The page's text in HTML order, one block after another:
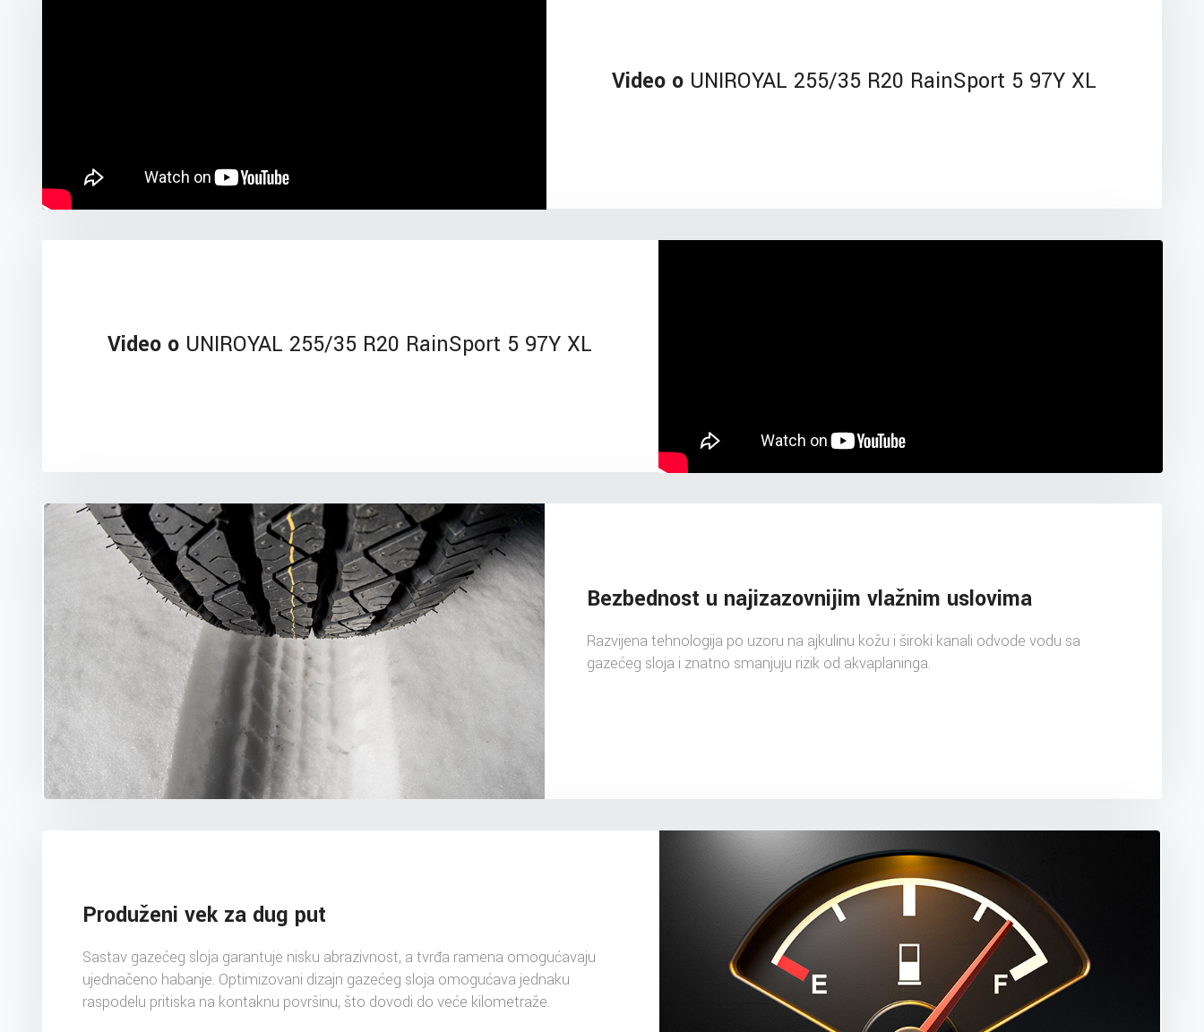
Video o UNIROYAL 255/35 R20 RainSport 5 97Y XL
Video o UNIROYAL 255/35 R20 RainSport 5 97Y XL
Bezbednost u najizazovnijim vlažnim uslovima
Razvijena tehnologija po uzoru na ajkulinu kožu i široki kanali odvode vodu sa
gazećeg sloja i znatno smanjuju rizik od akvaplaninga.
Produženi vek za dug put
Sastav gazećeg sloja garantuje nisku abrazivnost, a tvrđa ramena omogućavaju
ujednačeno habanje. Optimizovani dizajn gazećeg sloja omogućava jednaku
raspodelu pritiska na kontaknu površinu, što dovodi do veće kilometraže.